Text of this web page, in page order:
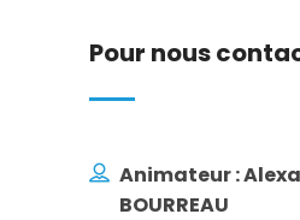
Pour nous
Animateur :
BOURREAU